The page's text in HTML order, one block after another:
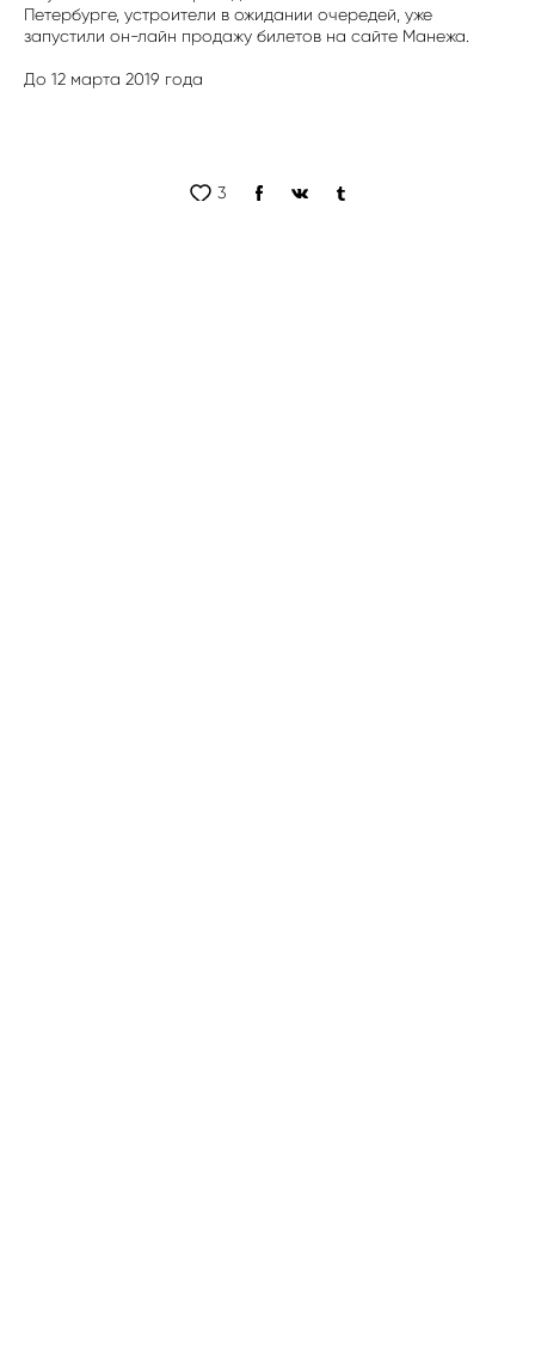
Петербурге, устроители в ожидании очередей, уже
запустили он-лайн продажу билетов на сайте Манежа.
До 12 марта 2019 года
3